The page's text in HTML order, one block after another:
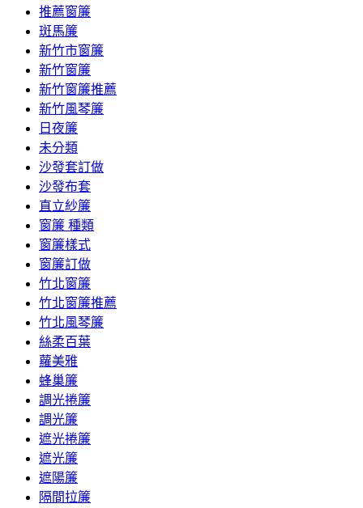
推薦窗簾
斑馬簾
新竹市窗簾
新竹窗簾
新竹窗簾推薦
新竹風琴簾
日夜簾
未分類
沙發套訂做
沙發布套
直立紗簾
窗簾 種類
窗簾樣式
窗簾訂做
竹北窗簾
竹北窗簾推薦
竹北風琴簾
絲柔百葉
蘿美雅
蜂巢簾
調光捲簾
調光簾
遮光捲簾
遮光簾
遮陽簾
隔間拉簾